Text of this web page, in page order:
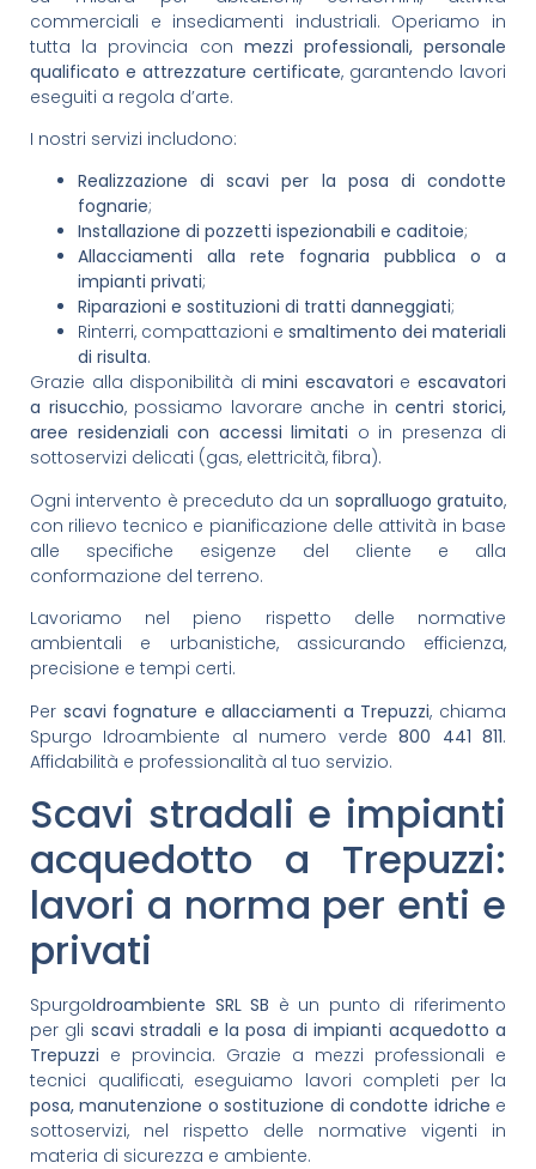
commerciali e insediamenti industriali. Operiamo in
tutta la provincia con mezzi professionali, personale
qualificato e attrezzature certificate, garantendo lavori
eseguiti a regola d’arte.
I nostri servizi includono:
Realizzazione di scavi per la posa di condotte
fognarie;
Installazione di pozzetti ispezionabili e caditoie;
Allacciamenti alla rete fognaria pubblica o a
impianti privati;
Riparazioni e sostituzioni di tratti danneggiati;
Rinterri, compattazioni e smaltimento dei materiali
di risulta.
Grazie alla disponibilità dimini escavatori eescavatori
a risucchio, possiamo lavorare anche incentri storici,
aree residenziali con accessi limitati o in presenza di
sottoservizi delicati (gas, elettricità, fibra).
Ogni intervento è preceduto da un sopralluogo gratuito,
con rilievo tecnico e pianificazione delle attività in base
alle specifiche esigenze del cliente e alla
conformazione del terreno.
Lavoriamo nel pieno rispetto delle normative
ambientali e urbanistiche, assicurando efficienza,
precisione e tempi certi.
Per scavi fognature e allacciamenti a Trepuzzi, chiama
Spurgo Idroambiente al numero verde800 441 811.
Affidabilità e professionalità al tuo servizio.
Scavi stradali e impianti
acquedotto a Trepuzzi:
lavori a norma per enti e
privati
SpurgoIdroambiente SRL SB è un punto di riferimento
per gli scavi stradali e la posa di impianti acquedotto a
Trepuzzi e provincia. Grazie a mezzi professionali e
tecnici qualificati, eseguiamo lavori completi per la
posa, manutenzione o sostituzione di condotte idriche e
sottoservizi, nel rispetto delle normative vigenti in
materia di sicurezza e ambiente.